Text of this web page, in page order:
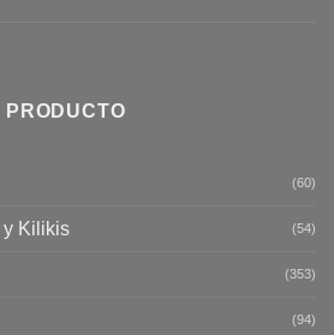
(60)
y Kilikis (54)
(353)
(94)